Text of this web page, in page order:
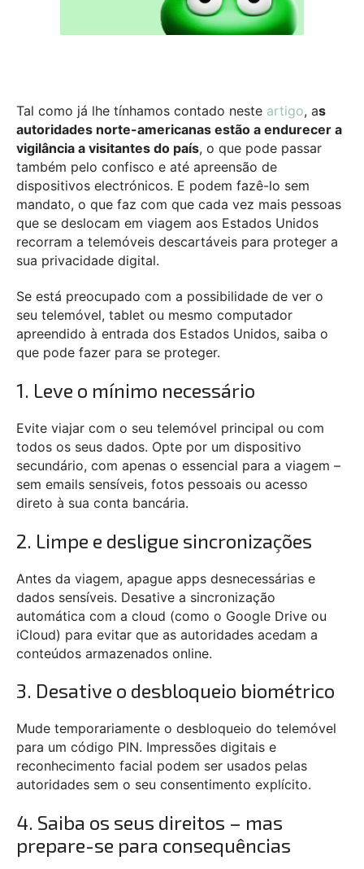
Tal como já lhe tínhamos contado neste artigo, as
autoridades norte-americanas estão a endurecer a
vigilância a visitantes do país, o que pode passar
também pelo confisco e até apreensão de
dispositivos electrónicos. E podem fazê-lo sem
mandato, o que faz com que cada vez mais pessoas
que se deslocam em viagem aos Estados Unidos
recorram a telemóveis descartáveis para proteger a
sua privacidade digital.
Se está preocupado com a possibilidade de ver o
seu telemóvel, tablet ou mesmo computador
apreendido à entrada dos Estados Unidos, saiba o
que pode fazer para se proteger.
1. Leve o mínimo necessário
Evite viajar com o seu telemóvel principal ou com
todos os seus dados. Opte por um dispositivo
secundário, com apenas o essencial para a viagem –
sem emails sensíveis, fotos pessoais ou acesso
direto à sua conta bancária.
2. Limpe e desligue sincronizações
Antes da viagem, apague apps desnecessárias e
dados sensíveis. Desative a sincronização
automática com a cloud (como o Google Drive ou
iCloud) para evitar que as autoridades acedam a
conteúdos armazenados online.
3. Desative o desbloqueio biométrico
Mude temporariamente o desbloqueio do telemóvel
para um código PIN. Impressões digitais e
reconhecimento facial podem ser usados pelas
autoridades sem o seu consentimento explícito.
4. Saiba os seus direitos – mas
prepare-se para consequências